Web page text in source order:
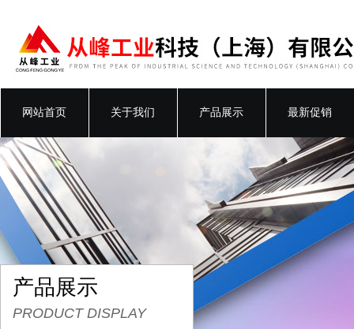
网站首页 关于我们 产品展示 最新促销
产品展示
PRODUCT DISPLAY